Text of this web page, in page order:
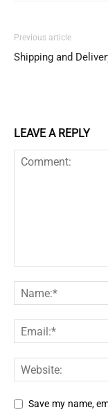
Previous article
Shipping and
LEAVE A REPLY
Save my name,